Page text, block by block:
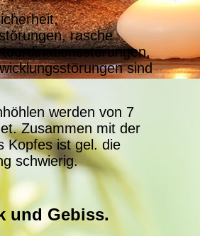
rasche
sind
werden von 7
Zusammen mit der
Kopfes ist gel. die
schwierig.
und Gebiss.